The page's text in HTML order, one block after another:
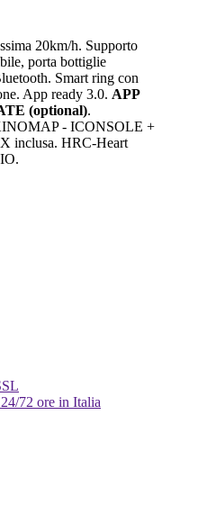
20km/h. Supporto
porta bottiglie
Smart ring con
App ready 3.0. APP
(optional).
- ICONSOLE +
inclusa. HRC-Heart
72 ore in Italia